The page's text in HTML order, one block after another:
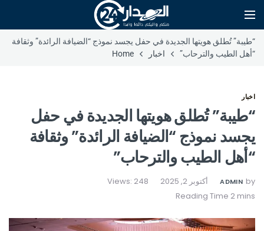
“طيبة” تُطلق هويتها الجديدة في حفل يجسد نموذج “الضيافة الرائدة” وثقافة
“أهل الطيب والترحاب”
اخبار Home
اخبار
“طيبة” تُطلق هويتها الجديدة في حفل
يجسد نموذج “الضيافة الرائدة” وثقافة
“أهل الطيب والترحاب”
by
ADMIN أكتوبر 2, 2025 Views: 248